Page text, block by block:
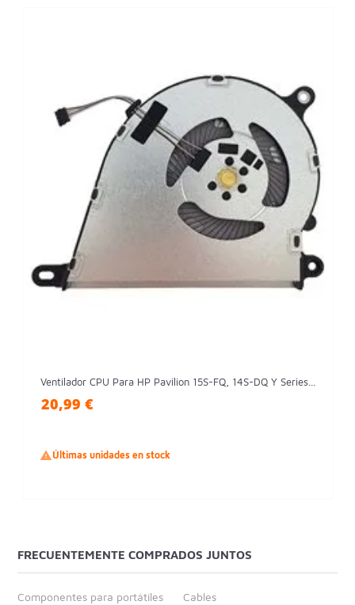
Ventilador CPU Para HP Pavilion 15S-FQ, 14S-DQ Y Series...
20,99 €
Últimas unidades en stock
FRECUENTEMENTE COMPRADOS JUNTOS
Componentes para portátiles Cables